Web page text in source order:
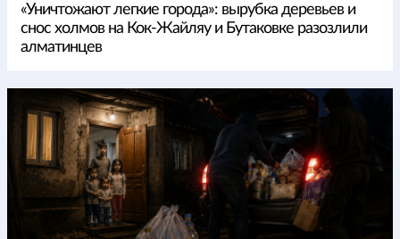
«Уничтожают легкие города»: вырубка деревьев и
снос холмов на Кок-Жайляу и Бутаковке разозлили
алматинцев